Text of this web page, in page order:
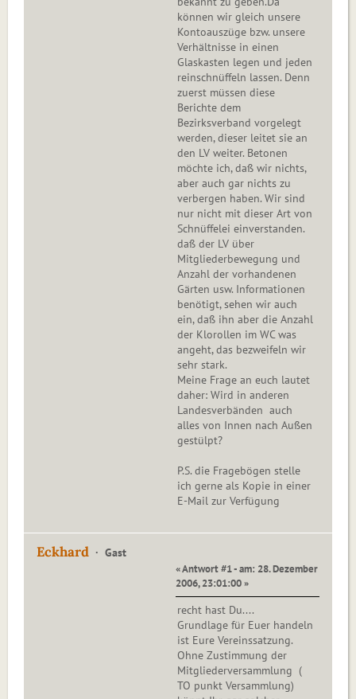
können wir gleich unsere
Kontoauszüge bzw. unsere
Verhältnisse in einen
Glaskasten legen und jeden
reinschnüffeln lassen. Denn
zuerst müssen diese
Berichte dem
Bezirksverband vorgelegt
werden, dieser leitet sie an
den LV weiter. Betonen
möchte ich, daß wir nichts,
aber auch gar nichts zu
verbergen haben. Wir sind
nur nicht mit dieser Art von
Schnüffelei einverstanden.
daß der LV über
Mitgliederbewegung und
Anzahl der vorhandenen
Gärten usw. Informationen
benötigt, sehen wir auch
ein, daß ihn aber die Anzahl
der Klorollen im WC was
angeht, das bezweifeln wir
sehr stark.
Meine Frage an euch lautet
daher: Wird in anderen
Landesverbänden auch
alles von Innen nach Außen
gestülpt?
P.S. die Fragebögen stelle
ich gerne als Kopie in einer
E-Mail zur Verfügung
Eckhard Gast
« Antwort #1 - am: 28. Dezember
2006, 23:01:00 »
recht hast Du....
Grundlage für Euer handeln
ist Eure Vereinssatzung.
Ohne Zustimmung der
Mitgliederversammlung (
TO punkt Versammlung)